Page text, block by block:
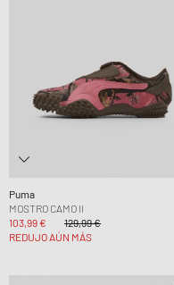
Puma
MOSTRO CAMO II
103,99 €
129,99 €
REDUJO AÚN MÁS